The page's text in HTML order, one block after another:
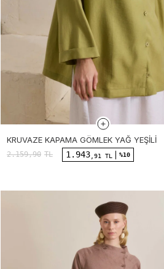
KRUVAZE KAPAMA GÖMLEK YAĞ YEŞILI
2.159,90 TL 1.943 ,91 TL %10